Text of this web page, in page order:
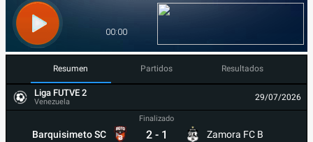
Resumen Partidos Resultados
Liga FUTVE 2
Venezuela 29/07/2026
Barquisimeto SC
Finalizado
2 - 1 Zamora FC B